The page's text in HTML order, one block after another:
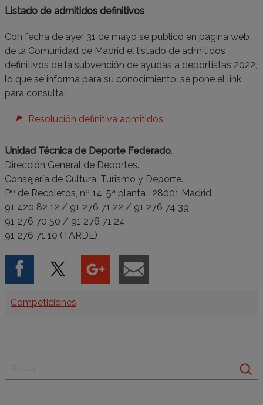
Listado de admitidos definitivos
Con fecha de ayer 31 de mayo se publicó en página web
de la Comunidad de Madrid el listado de admitidos
definitivos de la subvención de ayudas a deportistas 2022,
lo que se informa para su conocimiento, se pone el link
para consulta:
Resolución definitiva admitidos
Unidad Técnica de Deporte Federado.
Dirección General de Deportes.
Consejería de Cultura, Turismo y Deporte.
Pº de Recoletos, nº 14, 5ª planta , 28001 Madrid
91 420 82 12 / 91 276 71 22 / 91 276 74 39
91 276 70 50 / 91 276 71 24
91 276 71 10 (TARDE)
Categorías
Competiciones